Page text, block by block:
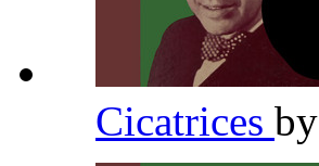
Cicatrices by